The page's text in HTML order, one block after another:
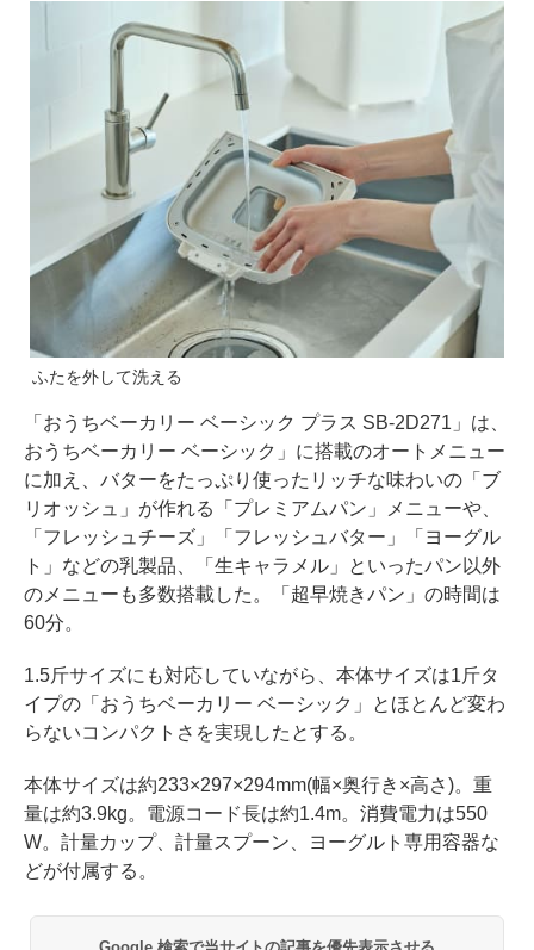
ふたを外して洗える
「おうちベーカリー ベーシック プラス SB-2D271」は、
おうちベーカリー ベーシック」に搭載のオートメニュー
に加え、バターをたっぷり使ったリッチな味わいの「ブ
リオッシュ」が作れる「プレミアムパン」メニューや、
「フレッシュチーズ」「フレッシュバター」「ヨーグル
ト」などの乳製品、「生キャラメル」といったパン以外
のメニューも多数搭載した。「超早焼きパン」の時間は
60分。
1.5斤サイズにも対応していながら、本体サイズは1斤タ
イプの「おうちベーカリー ベーシック」とほとんど変わ
らないコンパクトさを実現したとする。
本体サイズは約233×297×294mm(幅×奥行き×高さ)。重
量は約3.9kg。電源コード長は約1.4m。消費電力は550
W。計量カップ、計量スプーン、ヨーグルト専用容器な
どが付属する。